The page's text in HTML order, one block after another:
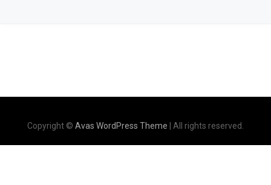
Copyright © Avas WordPress Theme | All rights reserved.